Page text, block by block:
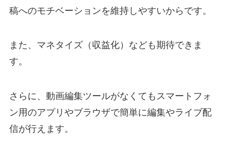
稿へのモチベーションを維持しやすいからです。
また、マネタイズ（収益化）なども期待できま
す。
さらに、動画編集ツールがなくてもスマートフォ
ン用のアプリやブラウザで簡単に編集やライブ配
信が行えます。